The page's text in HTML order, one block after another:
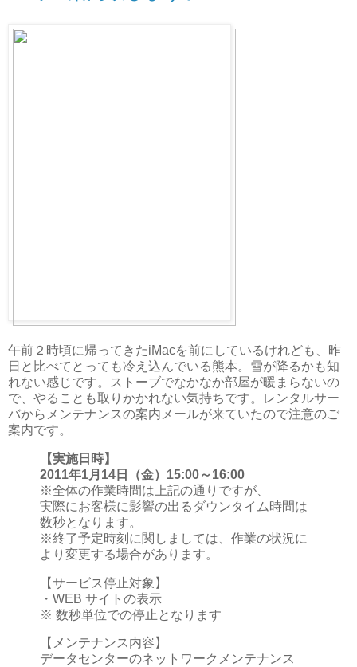
午前２時頃に帰ってきたiMacを前にしているけれども、昨
日と比べてとっても冷え込んでいる熊本。雪が降るかも知
れない感じです。ストーブでなかなか部屋が暖まらないの
で、やることも取りかかれない気持ちです。レンタルサー
バからメンテナンスの案内メールが来ていたので注意のご
案内です。
【実施日時】
2011年1月14日（金）15:00～16:00
※全体の作業時間は上記の通りですが、
実際にお客様に影響の出るダウンタイム時間は
数秒となります。
※終了予定時刻に関しましては、作業の状況に
より変更する場合があります。
【サービス停止対象】
・WEB サイトの表示
※ 数秒単位での停止となります
【メンテナンス内容】
データセンターのネットワークメンテナンス